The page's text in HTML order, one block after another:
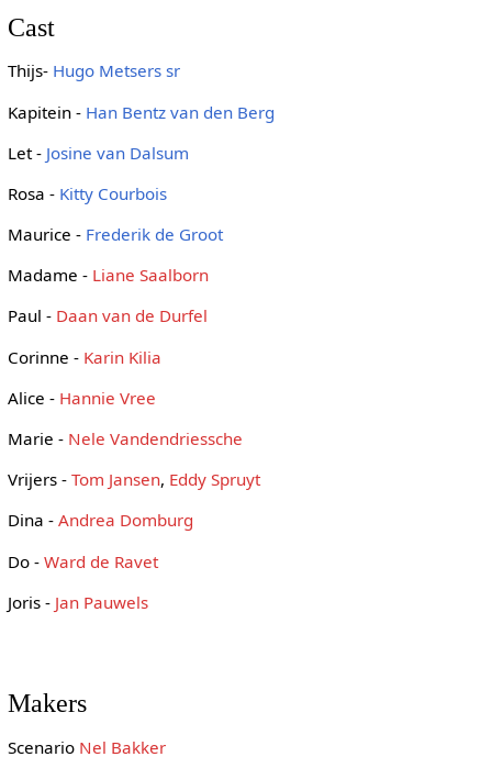
Cast
Thijs- Hugo Metsers sr
Kapitein - Han Bentz van den Berg
Let - Josine van Dalsum
Rosa - Kitty Courbois
Maurice - Frederik de Groot
Madame - Liane Saalborn
Paul - Daan van de Durfel
Corinne - Karin Kilia
Alice - Hannie Vree
Marie - Nele Vandendriessche
Vrijers - Tom Jansen, Eddy Spruyt
Dina - Andrea Domburg
Do - Ward de Ravet
Joris - Jan Pauwels
Makers
Scenario Nel Bakker